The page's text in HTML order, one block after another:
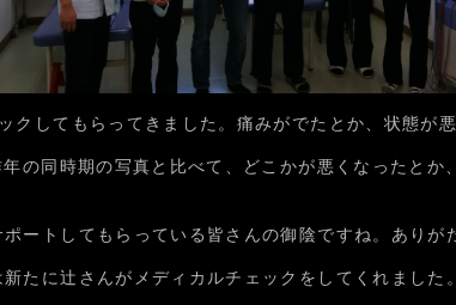
してもらってきました。痛みがでたとか、状態が
の同時期の写真と比べて、どこかが悪くなったと
ートしてもらっている皆さんの御陰ですね。ありが
たに辻さんがメディカルチェックをしてくれました